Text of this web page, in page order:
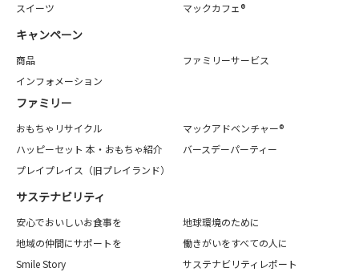
スイーツ
マックカフェ®
キャンペーン
商品
ファミリーサービス
インフォメーション
ファミリー
おもちゃリサイクル
マックアドベンチャー®
ハッピーセット 本・おもちゃ紹介
バースデーパーティー
プレイプレイス（旧プレイランド）
サステナビリティ
安心でおいしいお食事を
地球環境のために
地域の仲間にサポートを
働きがいをすべての人に
Smile Story
サステナビリティレポート